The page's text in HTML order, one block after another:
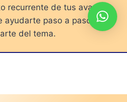
recurrente de tus avances
ayudarte paso a paso sin
del tema.